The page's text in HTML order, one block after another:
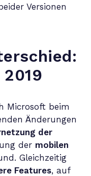
Versionen
Microsoft beim
Änderungen
der
der mobilen
Gleichzeitig
Features, auf